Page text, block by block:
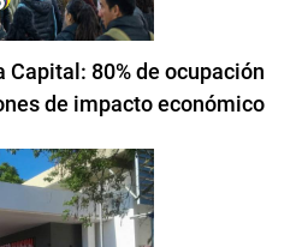
Capital: 80% de ocupación
de impacto económico